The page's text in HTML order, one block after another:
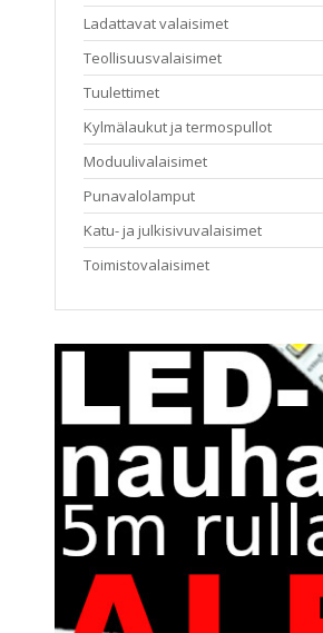
Ladattavat valaisimet
Teollisuusvalaisimet
Tuulettimet
Kylmälaukut ja termospullot
Moduulivalaisimet
Punavalolamput
Katu- ja julkisivuvalaisimet
Toimistovalaisimet